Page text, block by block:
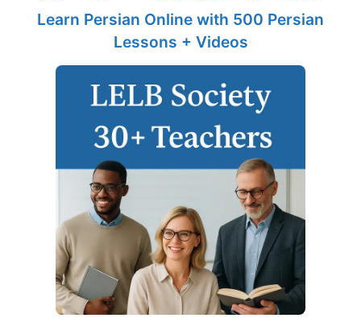
Learn Persian Online with 500 Persian
Lessons + Videos